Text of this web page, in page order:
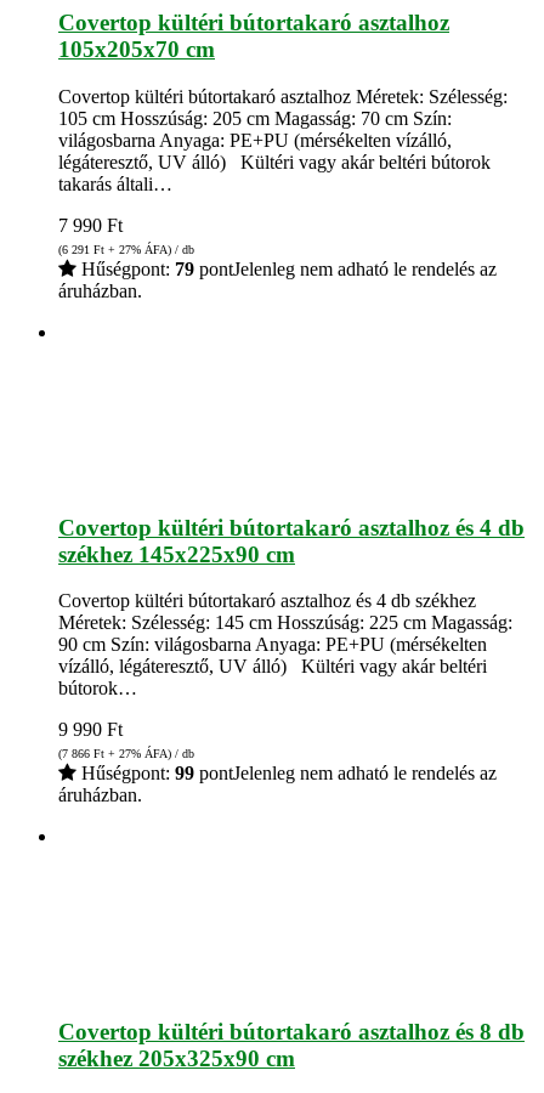
Covertop kültéri bútortakaró asztalhoz
105x205x70 cm
Covertop kültéri bútortakaró asztalhoz Méretek: Szélesség:
105 cm Hosszúság: 205 cm Magasság: 70 cm Szín:
világosbarna Anyaga: PE+PU (mérsékelten vízálló,
légáteresztő, UV álló) Kültéri vagy akár beltéri bútorok
takarás általi…
7 990 Ft
(6 291 Ft + 27% ÁFA) / db
Hűségpont: 79 pontJelenleg nem adható le rendelés az
áruházban.
Covertop kültéri bútortakaró asztalhoz és 4 db
székhez 145x225x90 cm
Covertop kültéri bútortakaró asztalhoz és 4 db székhez
Méretek: Szélesség: 145 cm Hosszúság: 225 cm Magasság:
90 cm Szín: világosbarna Anyaga: PE+PU (mérsékelten
vízálló, légáteresztő, UV álló) Kültéri vagy akár beltéri
bútorok…
9 990 Ft
(7 866 Ft + 27% ÁFA) / db
Hűségpont: 99 pontJelenleg nem adható le rendelés az
áruházban.
Covertop kültéri bútortakaró asztalhoz és 8 db
székhez 205x325x90 cm